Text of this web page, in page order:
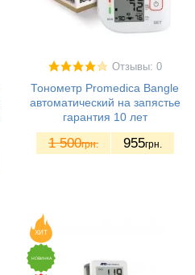
Отзывы: 0
Тонометр Promedica Bangle
автоматический на запястье
гарантия 10 лет
1 500грн. 955грн.
ХИТ
НОВИНКА